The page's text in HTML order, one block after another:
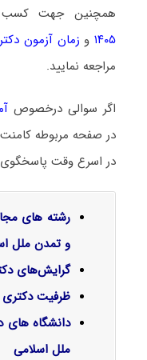
همچنین جهت کسب
۱۴۰۵ و زمان آزمون دکتری
مراجعه نمایید.
اگر سوالی درخصوص
در صفحه مربوطه
در اسرع وقت پاسخگوی
رشته های
و تمدن ملل
گرایش‌های
ظرفیت دکتری
دانشگاه های
ملل اسلامی